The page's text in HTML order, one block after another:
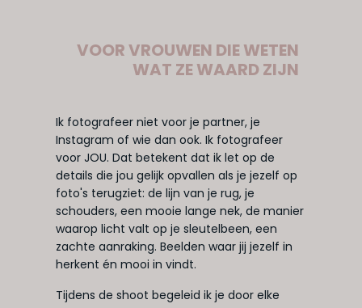
VOOR VROUWEN DIE WETEN
WAT ZE WAARD ZIJN
Ik fotografeer niet voor je partner, je
Instagram of wie dan ook. Ik fotografeer
voor JOU. Dat betekent dat ik let op de
details die jou gelijk opvallen als je jezelf op
foto's terugziet: de lijn van je rug, je
schouders, een mooie lange nek, de manier
waarop licht valt op je sleutelbeen, een
zachte aanraking. Beelden waar jij jezelf in
herkent én mooi in vindt.
Tijdens de shoot begeleid ik je door elke